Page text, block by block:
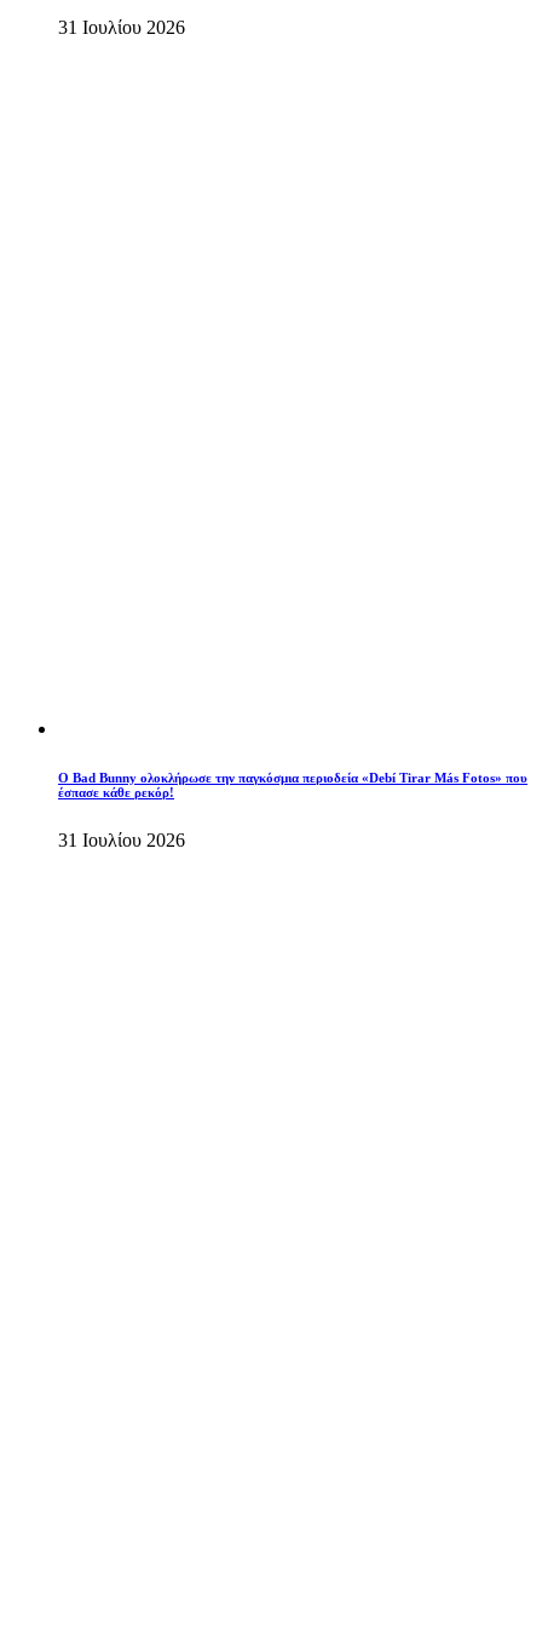
31 Ιουλίου 2026
Ο Bad Bunny ολοκλήρωσε την παγκόσμια περιοδεία «Debí Tirar Más Fotos» που
έσπασε κάθε ρεκόρ!
31 Ιουλίου 2026